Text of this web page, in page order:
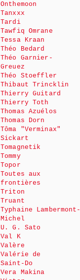
Onthemoon
Tanxxx
Tardi
Tawfiq Omrane
Tessa Kraan
Théo Bedard
Théo Garnier-
Greuez
Théo Stoeffler
Thibaut Trincklin
Thierry Guitard
Thierry Toth
Thomas Azuélos
Thomas Dorn
Tôma "Verminax"
Sickart
Tomagnetik
Tommy
Topor
Toutes aux
frontières
Triton
Truant
Typhaine Lambermont-
Michel
U. G. Sato
Val K
Valère
Valérie de
Saint-Do
Vera Makina